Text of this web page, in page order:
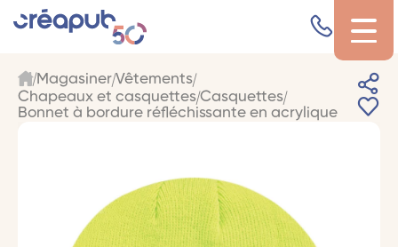
Magasiner Vêtements
Chapeaux et casquettes Casquettes
Bonnet à bordure réfléchissante en acrylique